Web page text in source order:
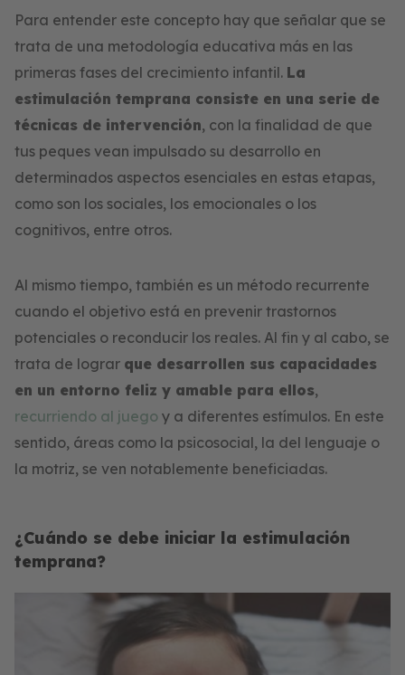
Para entender este concepto hay que señalar que se
trata de una metodología educativa más en las
primeras fases del crecimiento infantil. La
estimulación temprana consiste en una serie de
técnicas de intervención, con la finalidad de que
tus peques vean impulsado su desarrollo en
determinados aspectos esenciales en estas etapas,
como son los sociales, los emocionales o los
cognitivos, entre otros.
Al mismo tiempo, también es un método recurrente
cuando el objetivo está en prevenir trastornos
potenciales o reconducir los reales. Al fin y al cabo, se
trata de lograr que desarrollen sus capacidades
en un entorno feliz y amable para ellos,
recurriendo al juego y a diferentes estímulos. En este
sentido, áreas como la psicosocial, la del lenguaje o
la motriz, se ven notablemente beneficiadas.
¿Cuándo se debe iniciar la estimulación
temprana?